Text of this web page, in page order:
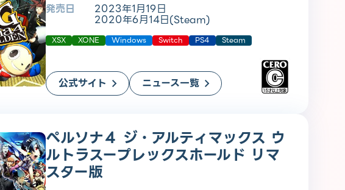
発売日
2023年1月19日
2020年6月14日(Steam)
XSX XONE Windows Switch PS4 Steam
公式サイト ニュース一覧
ペルソナ４ ジ・アルティマックス ウ
ルトラスープレックスホールド リマ
スター版